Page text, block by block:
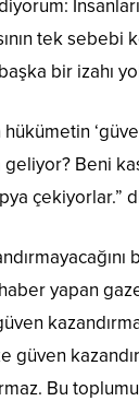
tek sebebi
bir izahı
geliyor? Beni
çekiyorlar.”
yapan
Bu